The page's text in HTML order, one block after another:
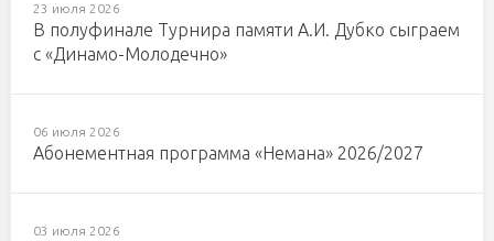
23 июля 2026
В полуфинале Турнира памяти А.И. Дубко сыграем
с «Динамо-Молодечно»
06 июля 2026
Абонементная программа «Немана» 2026/2027
03 июля 2026